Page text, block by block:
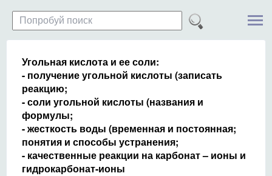
Угольная кислота и ее соли:
- получение угольной кислоты (записать
реакцию;
- соли угольной кислоты (названия и
формулы;
- жесткость воды (временная и постоянная;
понятия и способы устранения;
- качественные реакции на карбонат – ионы и
гидрокарбонат-ионы